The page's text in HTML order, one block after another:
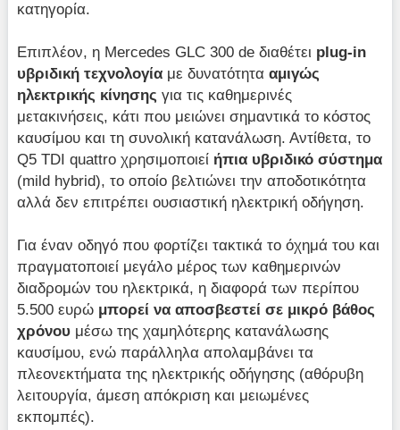
κατηγορία.
Επιπλέον, η Mercedes GLC 300 de διαθέτει plug-in
υβριδική τεχνολογία με δυνατότητααμιγώς
ηλεκτρικής κίνησης για τις καθημερινές
μετακινήσεις, κάτι που μειώνει σημαντικά το κόστος
καυσίμου και τη συνολική κατανάλωση. Αντίθετα, το
Q5 TDI quattro χρησιμοποιεί ήπια υβριδικό σύστημα
(mild hybrid), το οποίο βελτιώνει την αποδοτικότητα
αλλά δεν επιτρέπει ουσιαστική ηλεκτρική οδήγηση.
Για έναν οδηγό που φορτίζει τακτικά το όχημά του και
πραγματοποιεί μεγάλο μέρος των καθημερινών
διαδρομών του ηλεκτρικά, η διαφορά των περίπου
5.500 ευρώ μπορεί να αποσβεστεί σε μικρό βάθος
χρόνου μέσω της χαμηλότερης κατανάλωσης
καυσίμου, ενώ παράλληλα απολαμβάνει τα
πλεονεκτήματα της ηλεκτρικής οδήγησης (αθόρυβη
λειτουργία, άμεση απόκριση και μειωμένες
εκπομπές).